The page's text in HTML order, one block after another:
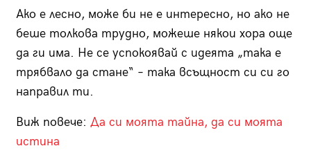
Ако е лесно, може би не е интересно, но ако не
беше толкова трудно, можеше някои хора още
да ги има. Не се успокоявай с идеята „така е
трябвало да стане“ – така всъщност си си го
направил ти.
Виж повече: Да си моята тайна, да си моята
истина